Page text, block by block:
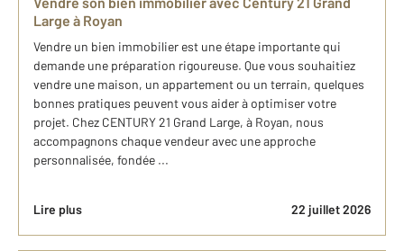
Large à Royan
Vendre un bien immobilier est une étape importante qui
demande une préparation rigoureuse. Que vous souhaitiez
vendre une maison, un appartement ou un terrain, quelques
bonnes pratiques peuvent vous aider à optimiser votre
projet. Chez CENTURY 21 Grand Large, à Royan, nous
accompagnons chaque vendeur avec une approche
personnalisée, fondée ...
Lire plus 22 juillet 2026